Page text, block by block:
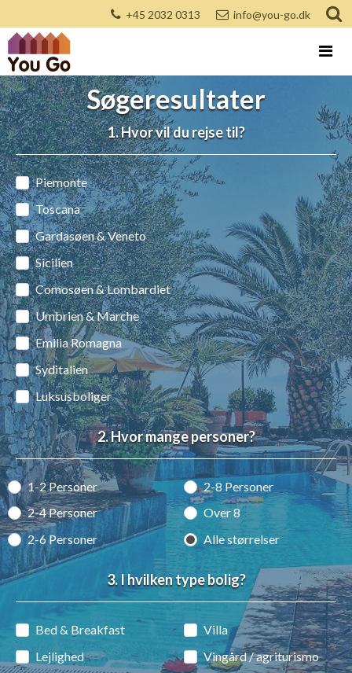
+45 2032 0313 info@you-go.dk
Søgeresultater
1. Hvor vil du rejse til?
Piemonte
Toscana
Gardasøen & Veneto
Sicilien
Comosøen & Lombardiet
Umbrien & Marche
Emilia Romagna
Syditalien
Luksusboliger
2. Hvor mange personer?
1-2 Personer
2-4 Personer
2-6 Personer
2-8 Personer
Over 8
Alle størrelser
3. I hvilken type bolig?
Bed & Breakfast
Lejlighed
Villa
Vingård / agriturismo